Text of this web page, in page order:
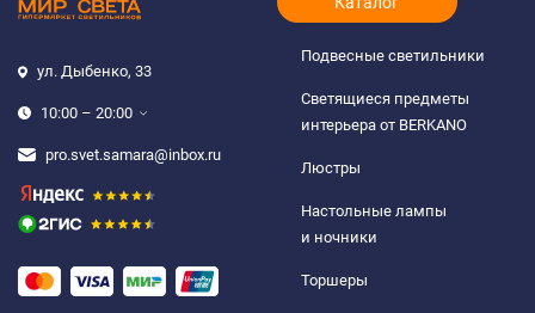
ул. Дыбенко, 33
10:00 – 20:00
pro.svet.samara@inbox.ru
Подвесные светильники
Светящиеся предметы
интерьера от BERKANO
Люстры
Настольные лампы
и ночники
Торшеры